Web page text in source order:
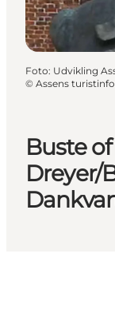
Buste
Dreyer/
Foto: Udvikling
© Assens